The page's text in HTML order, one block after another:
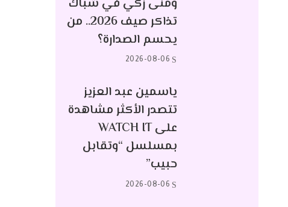
تذاكر صيف 2026.. من
يحسم الصدارة؟
2026-08-06
ياسمين عبد العزيز
تتصدر الأكثر مشاهدة
على WATCH IT
بمسلسل “وتقابل
حبيب”
2026-08-06